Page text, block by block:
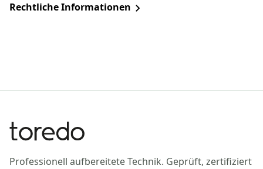
Rechtliche Informationen
Professionell aufbereitete Technik. Geprüft, zertifiziert